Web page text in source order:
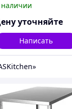
ASKitchen ASKO-
7
уточняйте
Написать